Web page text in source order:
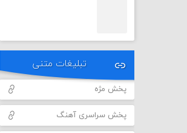
تبلیغات متنی
پخش مژه
پخش سراسری آهنگ